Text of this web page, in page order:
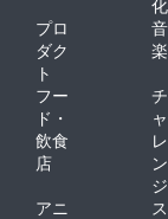
プロ
ダク
ト
音
楽
フー
ド・
飲食
店
チ
ャ
レ
ン
ジ
アニ
ス